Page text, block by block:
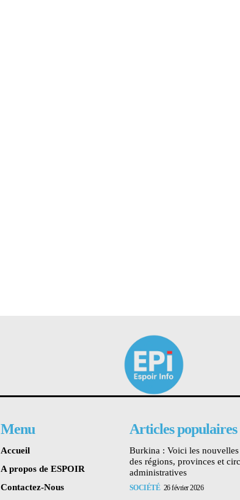
Menu
Accueil
A propos de ESPOIR
Contactez-Nous
Articles populaires
Burkina : Voici les
des régions, provinces et
administratives
SOCIÉTÉ 26 février 2026